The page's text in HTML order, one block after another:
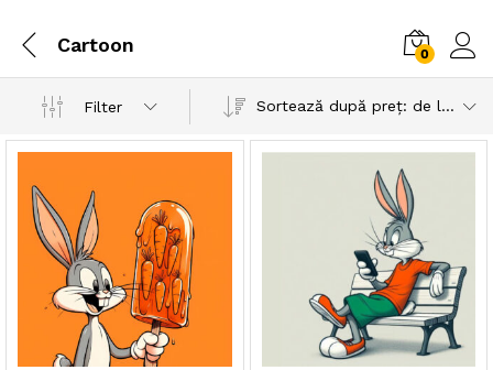
Cartoon 0
Filter Sortează după preț: de la mare la mic